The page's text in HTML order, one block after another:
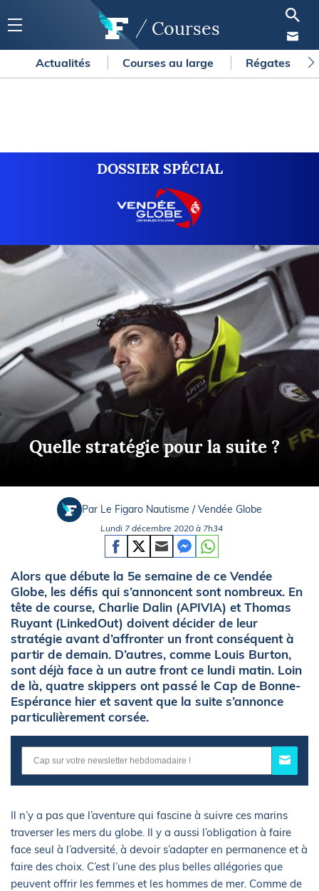
Courses
Actualités Courses au large Régates
DOSSIER SPÉCIAL
Quelle stratégie pour la suite ?
Par Le Figaro Nautisme / Vendée Globe
Lundi 7 décembre 2020 à 7h34
Alors que débute la 5e semaine de ce Vendée
Globe, les défis qui s’annoncent sont nombreux. En
tête de course, Charlie Dalin (APIVIA) et Thomas
Ruyant (LinkedOut) doivent décider de leur
stratégie avant d’affronter un front conséquent à
partir de demain. D’autres, comme Louis Burton,
sont déjà face à un autre front ce lundi matin. Loin
de là, quatre skippers ont passé le Cap de Bonne-
Espérance hier et savent que la suite s’annonce
particulièrement corsée.
Il n’y a pas que l’aventure qui fascine à suivre ces marins
traverser les mers du globe. Il y a aussi l’obligation à faire
face seul à l’adversité, à devoir s’adapter en permanence et à
faire des choix. C’est l’une des plus belles allégories que
peuvent offrir les femmes et les hommes de mer. Comme de